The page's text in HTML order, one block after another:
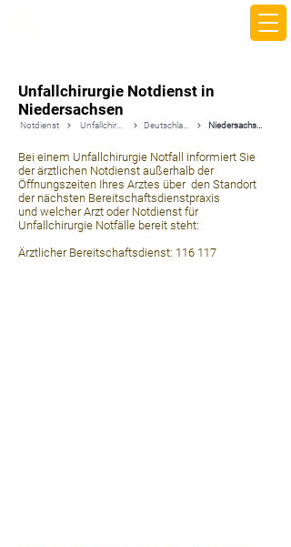
Unfallchirurgie Notdienst in
Niedersachsen
Notdienst Unfallchirurgie Niedersachsen
Bei einem Unfallchirurgie Notfall informiert Sie
der ärztlichen Notdienst außerhalb der
Öffnungszeiten Ihres Arztes über den Standort
der nächsten Bereitschaftsdienstpraxis
und welcher Arzt oder Notdienst für
Unfallchirurgie Notfälle bereit steht:
Ärztlicher Bereitschaftsdienst: 116 117